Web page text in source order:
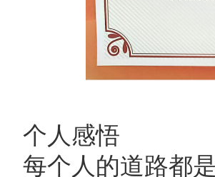
个人感悟
每个人的道路都